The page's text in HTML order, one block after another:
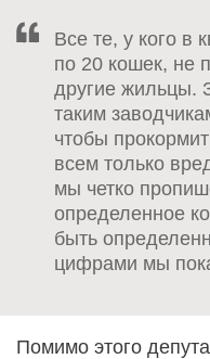
Все те, у кого в
по 20 кошек, не
другие жильцы.
таким
чтобы
всем только
мы четко
определенное
быть
цифрами мы
Помимо этого